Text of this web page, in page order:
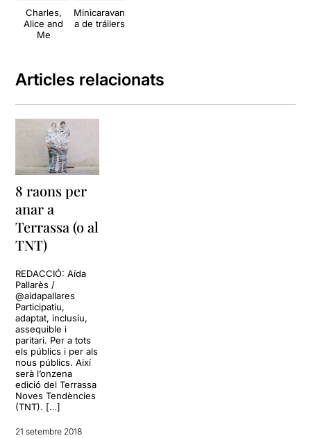
Charles,
Alice and
Me
Minicaravan
a de tráilers
Articles relacionats
8 raons per
anar a
Terrassa (o al
TNT)
REDACCIÓ: Aída
Pallarès /
@aidapallares
Participatiu,
adaptat, inclusiu,
assequible i
paritari. Per a tots
els públics i per als
nous públics. Així
serà l’onzena
edició del Terrassa
Noves Tendències
(TNT). […]
21 setembre 2018